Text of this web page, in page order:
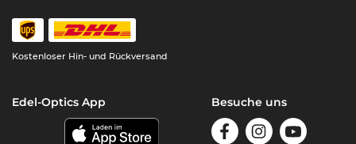
Kostenloser Hin- und Rückversand
Edel-Optics App Besuche uns